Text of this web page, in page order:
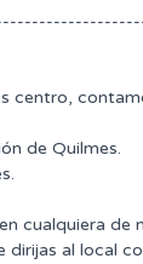
centro,
de Quilmes.
cualquiera de
dirijas al local